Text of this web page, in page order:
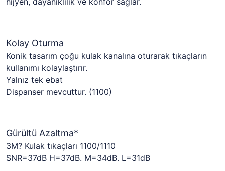
Kolay Oturma
Konik tasarım çoğu kulak kanalına oturarak tıkaçların
kullanımı kolaylaştırır.
Yalnız tek ebat
Dispanser mevcuttur. (1100)
Gürültü Azaltma*
3M? Kulak tıkaçları 1100/1110
SNR=37dB H=37dB. M=34dB. L=31dB